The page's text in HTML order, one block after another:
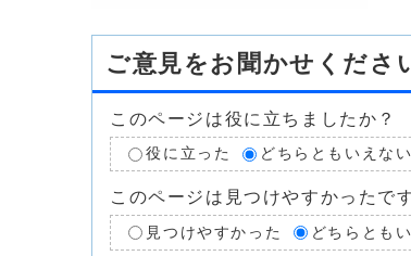
ご意見をお聞かせくださ
このページは役に立ちましたか？
役に立った どちらともいえない
このページは見つけやすかったで
見つけやすかった どちらとも